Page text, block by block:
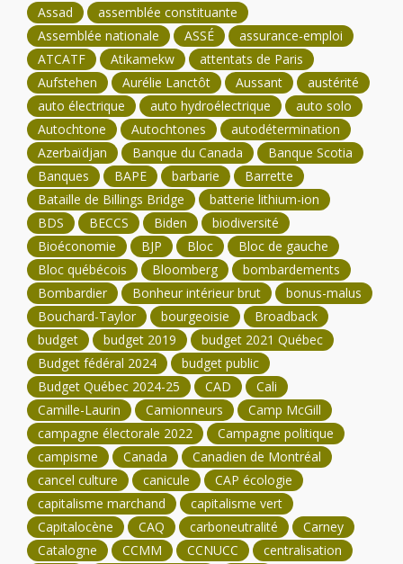
Assad
assemblée constituante
Assemblée nationale
ASSÉ
assurance-emploi
ATCATF
Atikamekw
attentats de Paris
Aufstehen
Aurélie Lanctôt Aussant
austérité
auto électrique
auto hydroélectrique
auto solo
Autochtone
Autochtones
autodétermination
Azerbaïdjan
Banque du Canada
Banque Scotia
Banques
BAPE barbarie
Barrette
Bataille de Billings Bridge
batterie lithium-ion
BDS
BECCS Biden
biodiversité
Bioéconomie
BJP Bloc
Bloc de gauche
Bloc québécois
Bloomberg
bombardements
Bombardier
Bonheur intérieur brut
bonus-malus
Bouchard-Taylor
bourgeoisie
Broadback
budget
budget 2019
budget 2021 Québec
Budget fédéral 2024
budget public
Budget Québec 2024-25
CAD
Cali
Camille-Laurin
Camionneurs
Camp McGill
campagne électorale 2022
Campagne politique
campisme
Canada
Canadien de Montréal
cancel culture
canicule
CAP écologie
capitalisme marchand
capitalisme vert
Capitalocène
CAQ carboneutralité
Carney
Catalogne
CCMM CCNUCC
centralisation